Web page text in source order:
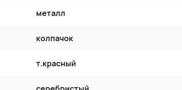
металл
колпачок
т.красный